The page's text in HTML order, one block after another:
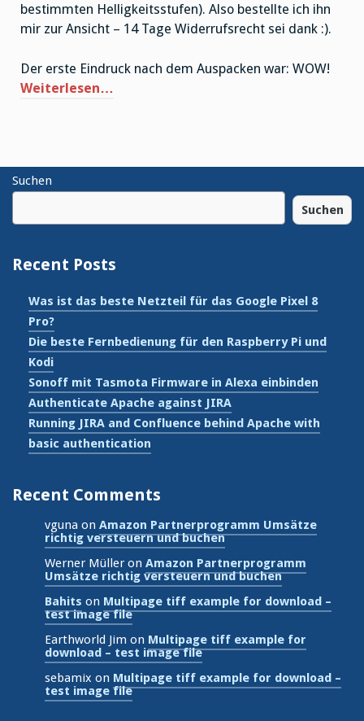
bestimmten Helligkeitsstufen). Also bestellte ich ihn
mir zur Ansicht – 14 Tage Widerrufsrecht sei dank :).
Der erste Eindruck nach dem Auspacken war: WOW!
Weiterlesen…
Suchen
Suchen
Recent Posts
Was ist das beste Netzteil für das Google Pixel 8
Pro?
Die beste Fernbedienung für den Raspberry Pi und
Kodi
Sonoff mit Tasmota Firmware in Alexa einbinden
Authenticate Apache against JIRA
Running JIRA and Confluence behind Apache with
basic authentication
Recent Comments
vguna on Amazon Partnerprogramm Umsätze
richtig versteuern und buchen
Werner Müller on Amazon Partnerprogramm
Umsätze richtig versteuern und buchen
Bahits on Multipage tiff example for download –
test image file
Earthworld Jim on Multipage tiff example for
download – test image file
sebamix on Multipage tiff example for download –
test image file